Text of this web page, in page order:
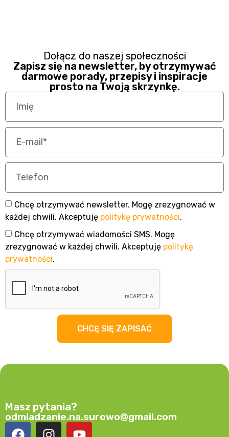
Dołącz do naszej społeczności
Zapisz się na newsletter, by otrzymywać
darmowe porady, przepisy i inspiracje
prosto na Twoją skrzynkę.
Chcę otrzymywać newsletter. Mogę zrezygnować w
każdej chwili. Akceptuję politykę prywatności.
Chcę otrzymywać wiadomości SMS. Mogę
zrezygnować w każdej chwili. Akceptuję politykę
prywatności.
CHCĘ SIĘ ZAPISAĆ
Masz pytania?
odmladzanie.na.surowo@gmail.com